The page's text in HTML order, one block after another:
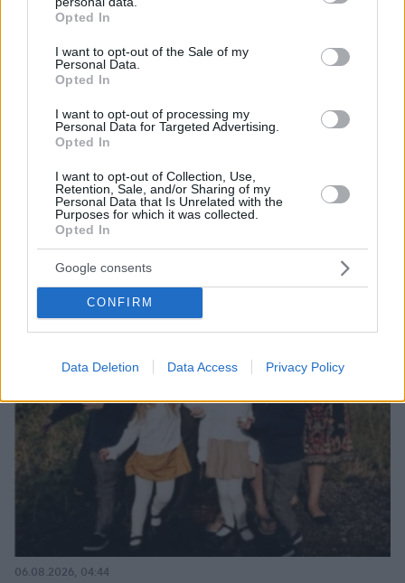
grant or deny consent to Google and its third-party tags to
use your data for below specified purposes in below Google
consent section.
Opted In
I want to opt-out of the Sale of my
Personal Data.
Opted In
I want to opt-out of processing my
Personal Data for Targeted Advertising.
Opted In
I want to opt-out of Collection, Use,
Retention, Sale, and/or Sharing of my
Personal Data that Is Unrelated with the
Purposes for which it was collected.
Opted In
Google consents
CONFIRM
Data Deletion Data Access Privacy Policy
Εύα Οικονόμου - Βαμβακά: Παραμύθια επί σκηνής
ΔΕΙΤΕ ΟΛΕΣ ΤΙΣ ΕΙΔΗΣΕΙΣ
ΤΑ ΠΙΟ ΔΗΜΟΦΙΛΗ
06.08.2026, 04:44